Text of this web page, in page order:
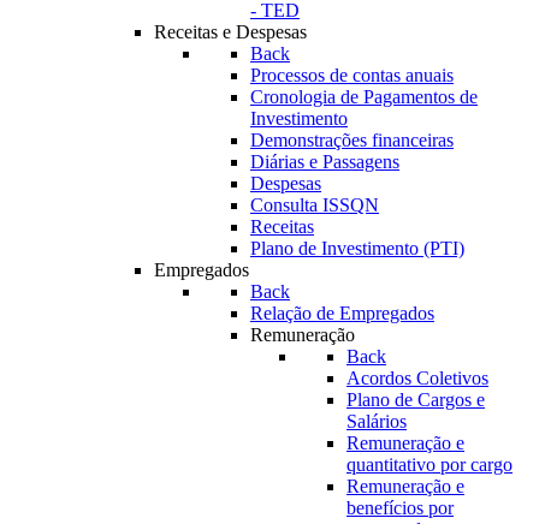
- TED
Receitas e Despesas
Back
Processos de contas anuais
Cronologia de Pagamentos de
Investimento
Demonstrações financeiras
Diárias e Passagens
Despesas
Consulta ISSQN
Receitas
Plano de Investimento (PTI)
Empregados
Back
Relação de Empregados
Remuneração
Back
Acordos Coletivos
Plano de Cargos e
Salários
Remuneração e
quantitativo por cargo
Remuneração e
benefícios por